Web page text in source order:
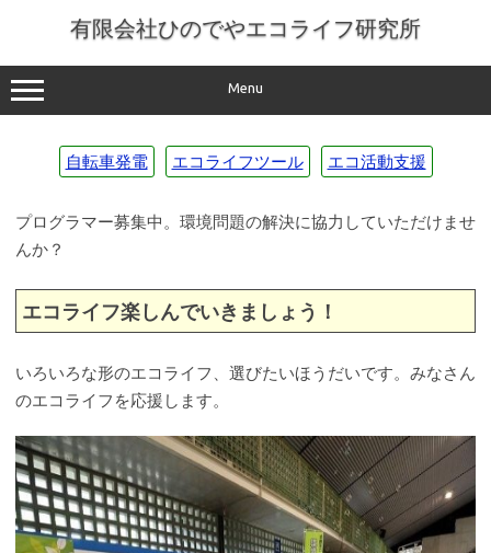
へ
ス
有限会社ひのでやエコライフ研究所
Menu
自転車発電 エコライフツール エコ活動支援
プログラマー募集中。環境問題の解決に協力していただけませ
んか？
エコライフ楽しんでいきましょう！
いろいろな形のエコライフ、選びたいほうだいです。みなさん
のエコライフを応援します。